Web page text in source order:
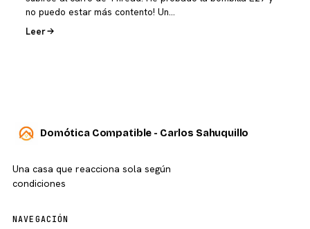
no puedo estar más contento! Un…
Leer
Domótica Compatible - Carlos Sahuquillo
Una casa que reacciona sola según
condiciones
NAVEGACIÓN